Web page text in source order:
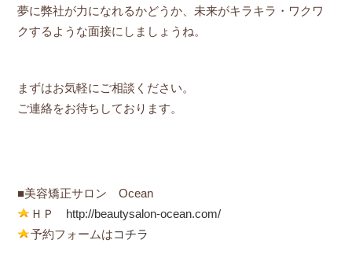
夢に弊社が力になれるかどうか、未来がキラキラ・ワクワ
クするような面接にしましょうね。
まずはお気軽にご相談ください。
ご連絡をお待ちしております。
■美容矯正サロン Ocean
ＨＰ
http://beautysalon-ocean.com/
予約フォームはコチラ